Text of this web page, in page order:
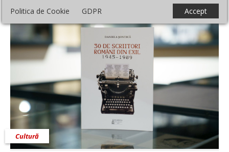
Politica de Cookie GDPR Accept
Cultură